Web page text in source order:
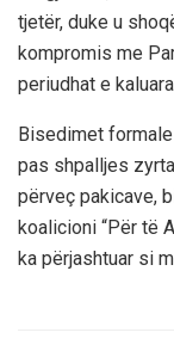
tjetër, duke u
kompromis me
periudhat e
Bisedimet
pas shpalljes
përveç pakicave,
koalicioni “Për të
ka përjashtuar si